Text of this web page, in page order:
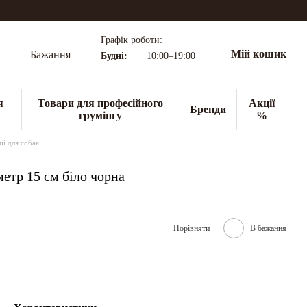
Бажання
Графік роботи:
Будні:
10:00–19:00 Мій кошик
Товари для професійного
грумінгу
Бренди
Акції
%
для собак
15 см біло чорна
Порівняти В бажання